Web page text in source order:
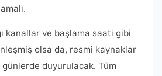
kanallar ve başlama saati gibi
olsa da, resmi kaynaklar
duyurulacak. Tüm